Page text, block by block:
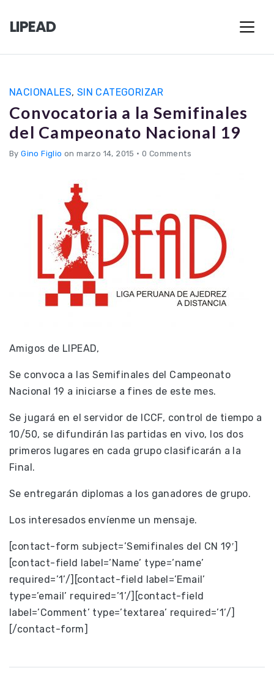
LIPEAD
NACIONALES, SIN CATEGORIZAR
Convocatoria a la Semifinales
del Campeonato Nacional 19
ByGino Figlio on marzo 14, 2015 • 0 Comments
Amigos de LIPEAD,
Se convoca a las Semifinales del Campeonato
Nacional 19 a iniciarse a fines de este mes.
Se jugará en el servidor de ICCF, control de tiempo a
10/50, se difundirán las partidas en vivo, los dos
primeros lugares en cada grupo clasificarán a la
Final.
Se entregarán diplomas a los ganadores de grupo.
Los interesados envíenme un mensaje.
[contact-form subject=’Semifinales del CN 19′]
[contact-field label=’Name’ type=’name’
required=’1’/][contact-field label=’Email’
type=’email’ required=’1’/][contact-field
label=’Comment’ type=’textarea’ required=’1’/]
[/contact-form]